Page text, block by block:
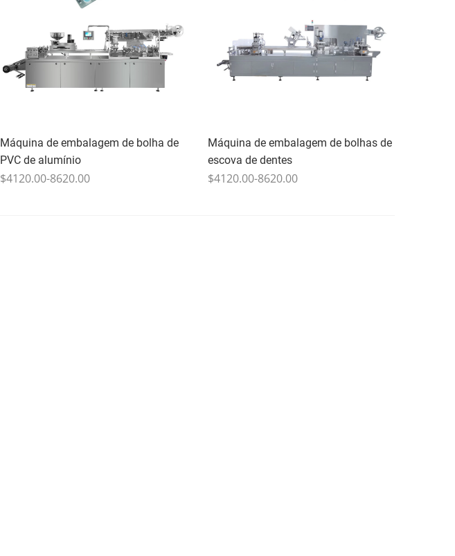
Máquina de embalagem de bolha de
PVC de alumínio
$4120.00-8620.00
Máquina de embalagem de bolhas de
escova de dentes
$4120.00-8620.00